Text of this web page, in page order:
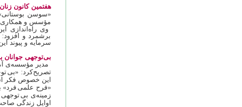
هفتمین کانون
«سوسن بوستانی»
مؤسس و همکاری
وی راه‌اندازی
برشمرد و
سرمایه و پیوند
بی‌توجهی جوانان
مدیر مؤسسه‌ی
تصریح‌کرد: «بی
این خصوص فکر
«فرح علمی فرد»
زمینه‌ی بی توجهی
اوایل زندگی